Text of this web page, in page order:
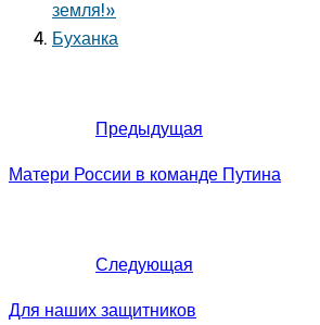
земля!»
Буханка
Предыдущая
Матери России в команде Путина
Следующая
Для наших защитников